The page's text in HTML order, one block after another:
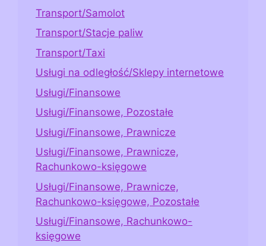
Transport/Samolot
Transport/Stacje paliw
Transport/Taxi
Usługi na odległość/Sklepy internetowe
Usługi/Finansowe
Usługi/Finansowe, Pozostałe
Usługi/Finansowe, Prawnicze
Usługi/Finansowe, Prawnicze,
Rachunkowo-księgowe
Usługi/Finansowe, Prawnicze,
Rachunkowo-księgowe, Pozostałe
Usługi/Finansowe, Rachunkowo-
księgowe